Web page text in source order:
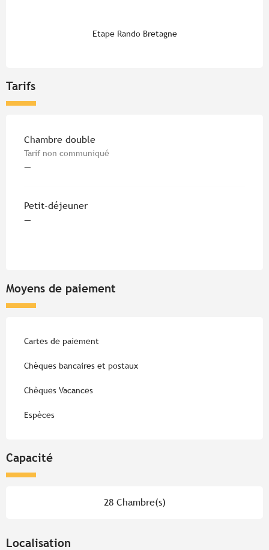
Etape Rando Bretagne
Tarifs
Tarifs 2026
Chambre double
Tarif non communiqué
—
Petit-déjeuner
—
Moyens de paiement
Cartes de paiement
Chèques bancaires et postaux
Chèques Vacances
Espèces
Capacité
28 Chambre(s)
Localisation